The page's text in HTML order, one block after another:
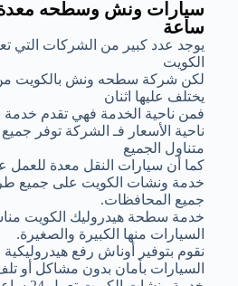
ساعة
يوجد عدد كبير من الشركات
الكويت
لكن شركة سطحه ونش بالكويت
يختلف عليها اثنان
فمن ناحية الخدمة فهي تقدم
ناحية الأسعار فـ الشركة توفر
متناول الجميع
كما أن سيارات النقل معدة للعمل على
خدمة ونشات الكويت على جميع
جميع المحافظات.
خدمة سطحة هيدروليك الكويت
السيارات منها الكبيرة والصغيرة.
نقوم بتوفير أوناش رفع هيدروليكية
السيارات بأمان بدون مشاكل أو